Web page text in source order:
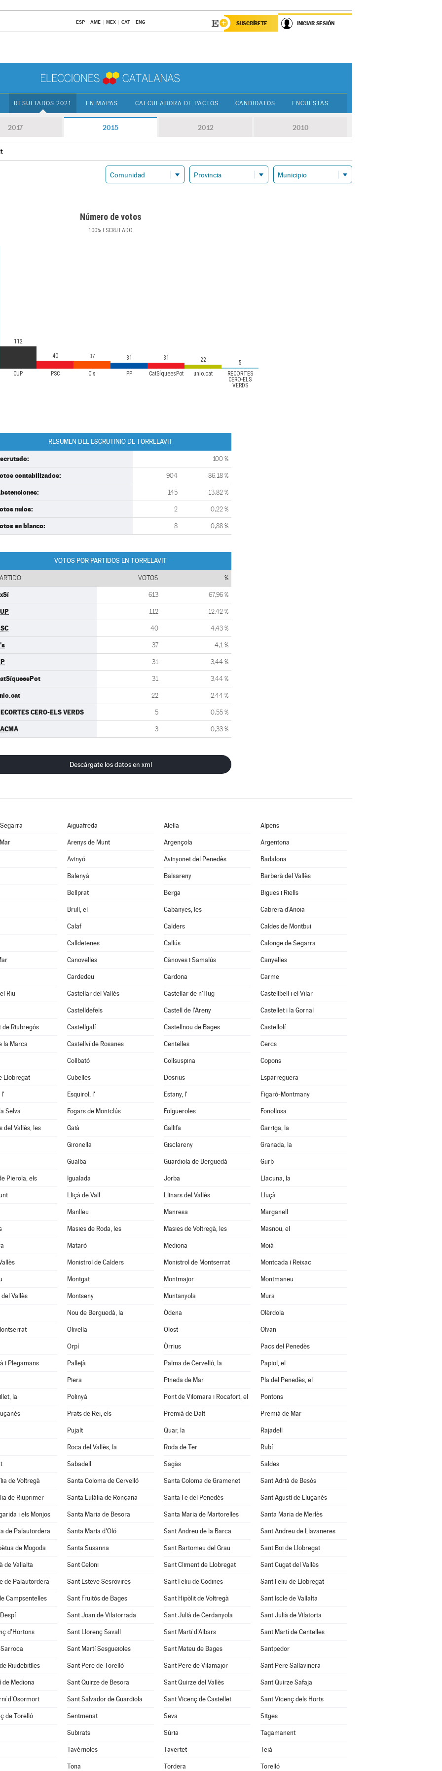
ESP AME MEX CAT ENG SUSCRÍBETE INICIAR SESIÓN
RESULTADOS 2021 EN MAPAS CALCULADORA DE PACTOS CANDIDATOS ENCUESTAS
2017 2015 2012 2010
Número de votos
100% ESCRUTADO
CUP PSC C's PP CatSíqueesPot unio.cat
RECORTES
CERO-ELS
VERDS
112
40 37 31 31 22 5
RESUMEN DEL ESCRUTINIO DE TORRELAVIT
100 %
contabilizados: 904 86,18 %
145 13,82 %
nulos: 2 0,22 %
en blanco: 8 0,88 %
VOTOS POR PARTIDOS EN TORRELAVIT
VOTOS %
613 67,96 %
112 12,42 %
40 4,43 %
37 4,1 %
31 3,44 %
31 3,44 %
22 2,44 %
CERO-ELS VERDS 5 0,55 %
3 0,33 %
Descárgate los datos en xml
Aiguafreda Alella Alpens
Arenys de Munt Argençola Argentona
Avinyó Avinyonet del Penedès Badalona
Balenyà Balsareny Barberà del Vallès
Bellprat Berga Bigues i Riells
Brull, el Cabanyes, les Cabrera d'Anoia
Calaf Calders Caldes de Montbui
Calldetenes Callús Calonge de Segarra
Canovelles Cànoves i Samalús Canyelles
Cardedeu Cardona Carme
Riu Castellar del Vallès Castellar de n'Hug Castellbell i el Vilar
Castelldefels Castell de l'Areny Castellet i la Gornal
de Riubregós Castellgalí Castellnou de Bages Castellolí
la Marca Castellví de Rosanes Centelles Cercs
Collbató Collsuspina Copons
Llobregat Cubelles Dosrius Esparreguera
l' Esquirol, l' Estany, l' Figaró-Montmany
Selva Fogars de Montclús Folgueroles Fonollosa
del Vallès, les Gaià Gallifa Garriga, la
Gironella Gisclareny Granada, la
Gualba Guardiola de Berguedà Gurb
Pierola, els Igualada Jorba Llacuna, la
Lliçà de Vall Llinars del Vallès Lluçà
Manlleu Manresa Marganell
Masies de Roda, les Masies de Voltregà, les Masnou, el
Mataró Mediona Moià
Monistrol de Calders Monistrol de Montserrat Montcada i Reixac
Montgat Montmajor Montmaneu
Vallès Montseny Muntanyola Mura
Nou de Berguedà, la Òdena Olèrdola
Olivella Olost Olvan
Orpí Òrrius Pacs del Penedès
i Plegamans Pallejà Palma de Cervelló, la Papiol, el
Piera Pineda de Mar Pla del Penedès, el
la Polinyà Pont de Vilomara i Rocafort, el Pontons
Prats de Rei, els Premià de Dalt Premià de Mar
Pujalt Quar, la Rajadell
Roca del Vallès, la Roda de Ter Rubí
Sabadell Sagàs Saldes
de Voltregà Santa Coloma de Cervelló Santa Coloma de Gramenet Sant Adrià de Besòs
de Riuprimer Santa Eulàlia de Ronçana Santa Fe del Penedès Sant Agustí de Lluçanès
i els Monjos Santa Maria de Besora Santa Maria de Martorelles Santa Maria de Merlès
de Palautordera Santa Maria d'Oló Sant Andreu de la Barca Sant Andreu de Llavaneres
de Mogoda Santa Susanna Sant Bartomeu del Grau Sant Boi de Llobregat
de Vallalta Sant Celoni Sant Climent de Llobregat Sant Cugat del Vallès
de Palautordera Sant Esteve Sesrovires Sant Feliu de Codines Sant Feliu de Llobregat
Campsentelles Sant Fruitós de Bages Sant Hipòlit de Voltregà Sant Iscle de Vallalta
Sant Joan de Vilatorrada Sant Julià de Cerdanyola Sant Julià de Vilatorta
d'Hortons Sant Llorenç Savall Sant Martí d'Albars Sant Martí de Centelles
Sant Martí Sesgueioles Sant Mateu de Bages Santpedor
Riudebitlles Sant Pere de Torelló Sant Pere de Vilamajor Sant Pere Sallavinera
de Mediona Sant Quirze de Besora Sant Quirze del Vallès Sant Quirze Safaja
d'Osormort Sant Salvador de Guardiola Sant Vicenç de Castellet Sant Vicenç dels Horts
de Torelló Sentmenat Seva Sitges
Subirats Súria Tagamanent
Tavèrnoles Tavertet Teià
Tona Tordera Torelló